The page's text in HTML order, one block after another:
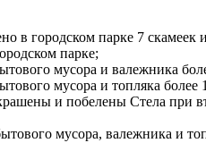
в городском парке 7 скамеек
парке;
мусора и валежника
мусора и топляка
и побелены Стела при
мусора, валежника и